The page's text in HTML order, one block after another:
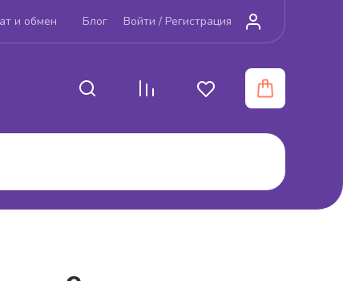
и обмен Блог Войти / Регистрация